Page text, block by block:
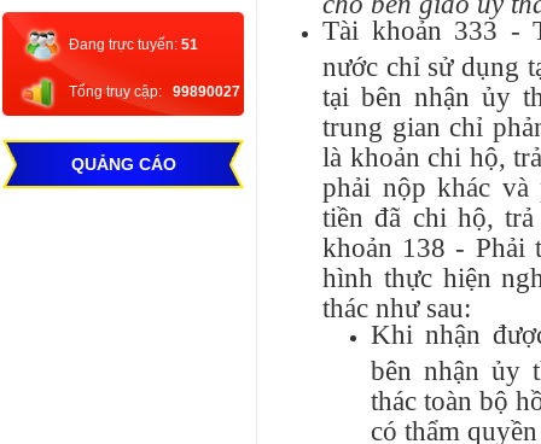
Đang trực tuyến: 51
Tổng truy cập: 99890027
QUẢNG CÁO
Tài khoản 333 -
nước chỉ sử dụng
tại bên nhận ủy
trung gian chỉ
là khoản chi hộ,
phải nộp khác và
tiền đã chi hộ,
khoản 138 - Phải
hình thực hiện
thác như sau:
Khi nhận
bên nhận ủy
thác toàn bộ
có thẩm